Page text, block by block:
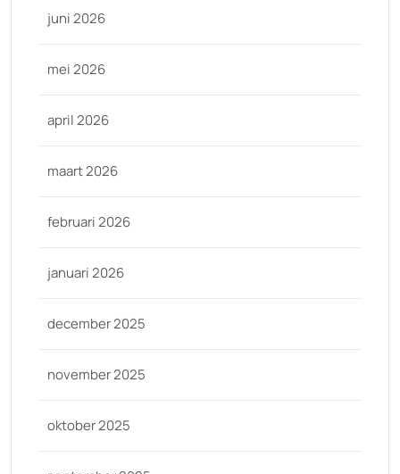
juni 2026
mei 2026
april 2026
maart 2026
februari 2026
januari 2026
december 2025
november 2025
oktober 2025